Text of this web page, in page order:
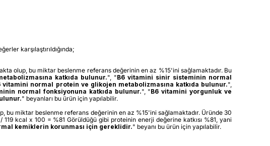
karşılaştırıldığında;
olup, bu miktar beslenme referans değerinin en az %15'ini sağlamaktadır. Bu
katkıda bulunur.", "B6 vitamini sinir sisteminin normal
vitamini normal protein ve glikojen metabolizmasına katkıda bulunur.",
normal fonksiyonuna katkıda bulunur.", "B6 vitamini yorgunluk ve
" beyanları bu ürün için yapılabilir.
bu miktar beslenme referans değerinin en az %15'ini sağlamaktadır. Üründe 30
kcal x 100 = %81 Görüldüğü gibi proteinin enerji değerine katkısı %81, yani
kemiklerin korunması için gereklidir." beyanı bu ürün için yapılabilir.